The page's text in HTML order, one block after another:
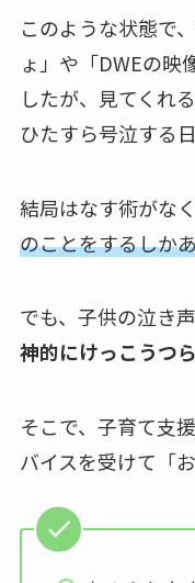
このような状態で
ょ」や「DWEの映
したが、見てくれ
ひたすら号泣する
結局はなす術がなく
のことをするしか
でも、子供の泣き
神的にけっこうつ
そこで、子育て支
バイスを受けて「